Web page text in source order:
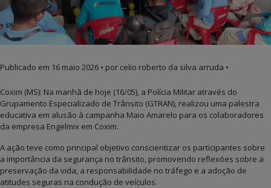
Publicado em 16 maio 2026 • por celio roberto da silva arruda •
Coxim (MS): Na manhã de hoje (16/05), a Polícia Militar através do
Grupamento Especializado de Trânsito (GTRAN), realizou uma palestra
educativa em alusão à campanha Maio Amarelo para os colaboradores
da empresa Engelmix em Coxim.
A ação teve como principal objetivo conscientizar os participantes sobre
a importância da segurança no trânsito, promovendo reflexões sobre a
preservação da vida, a responsabilidade no tráfego e a adoção de
atitudes seguras na condução de veículos.